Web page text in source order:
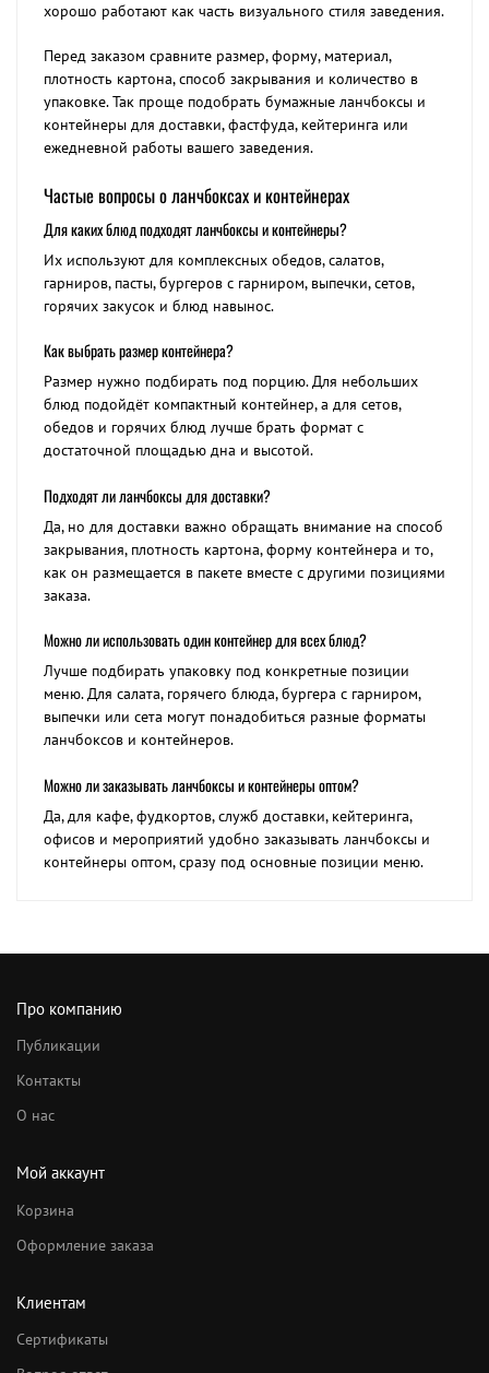
хорошо работают как часть визуального стиля заведения.
Перед заказом сравните размер, форму, материал,
плотность картона, способ закрывания и количество в
упаковке. Так проще подобрать бумажные ланчбоксы и
контейнеры для доставки, фастфуда, кейтеринга или
ежедневной работы вашего заведения.
Частые вопросы о ланчбоксах и контейнерах
Для каких блюд подходят ланчбоксы и контейнеры?
Их используют для комплексных обедов, салатов,
гарниров, пасты, бургеров с гарниром, выпечки, сетов,
горячих закусок и блюд навынос.
Как выбрать размер контейнера?
Размер нужно подбирать под порцию. Для небольших
блюд подойдёт компактный контейнер, а для сетов,
обедов и горячих блюд лучше брать формат с
достаточной площадью дна и высотой.
Подходят ли ланчбоксы для доставки?
Да, но для доставки важно обращать внимание на способ
закрывания, плотность картона, форму контейнера и то,
как он размещается в пакете вместе с другими позициями
заказа.
Можно ли использовать один контейнер для всех блюд?
Лучше подбирать упаковку под конкретные позиции
меню. Для салата, горячего блюда, бургера с гарниром,
выпечки или сета могут понадобиться разные форматы
ланчбоксов и контейнеров.
Можно ли заказывать ланчбоксы и контейнеры оптом?
Да, для кафе, фудкортов, служб доставки, кейтеринга,
офисов и мероприятий удобно заказывать ланчбоксы и
контейнеры оптом, сразу под основные позиции меню.
Про компанию
Публикации
Контакты
О нас
Мой аккаунт
Корзина
Оформление заказа
Клиентам
Сертификаты